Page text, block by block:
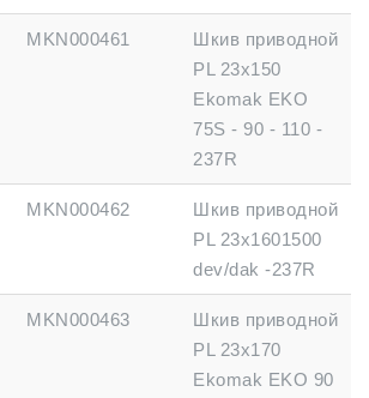
MKN000461
Шкив приводной
PL 23x150
Ekomak EKO
75S - 90 - 110 -
237R
MKN000462
Шкив приводной
PL 23x1601500
dev/dak -237R
MKN000463
Шкив приводной
PL 23x170
Ekomak EKO 90